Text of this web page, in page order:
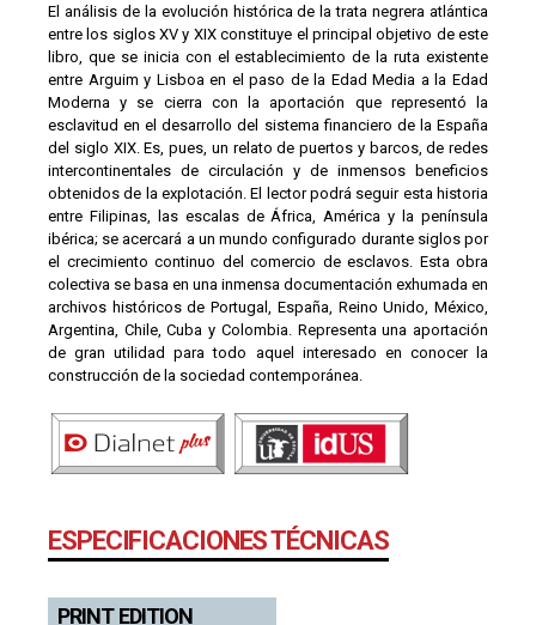
El análisis de la evolución histórica de la trata negrera atlántica
entre los siglos XV y XIX constituye el principal objetivo de este
libro, que se inicia con el establecimiento de la ruta existente
entre Arguim y Lisboa en el paso de la Edad Media a la Edad
Moderna y se cierra con la aportación que representó la
esclavitud en el desarrollo del sistema financiero de la España
del siglo XIX. Es, pues, un relato de puertos y barcos, de redes
intercontinentales de circulación y de inmensos beneficios
obtenidos de la explotación. El lector podrá seguir esta historia
entre Filipinas, las escalas de África, América y la península
ibérica; se acercará a un mundo configurado durante siglos por
el crecimiento continuo del comercio de esclavos. Esta obra
colectiva se basa en una inmensa documentación exhumada en
archivos históricos de Portugal, España, Reino Unido, México,
Argentina, Chile, Cuba y Colombia. Representa una aportación
de gran utilidad para todo aquel interesado en conocer la
construcción de la sociedad contemporánea.
ESPECIFICACIONES TÉCNICAS
PRINT EDITION